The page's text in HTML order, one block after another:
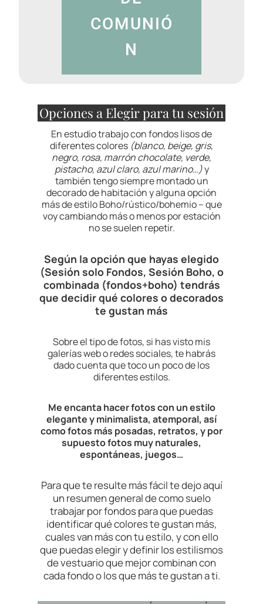
COMUNIÓ
N
Opciones a Elegir para tu sesión
En estudio trabajo con fondos lisos de
diferentes colores (blanco, beige, gris,
negro, rosa, marrón chocolate, verde,
pistacho, azul claro, azul marino…)y
también tengo siempre montado un
decorado de habitación y alguna opción
más de estilo Boho/rústico/bohemio – que
voy cambiando más o menos por estación
no se suelen repetir.
Según la opción que hayas elegido
(Sesión solo Fondos, Sesión Boho, o
combinada (fondos+boho) tendrás
que decidir qué colores o decorados
te gustan más
Sobre el tipo de fotos, si has visto mis
galerías web o redes sociales, te habrás
dado cuenta que toco un poco de los
diferentes estilos.
Me encanta hacer fotos con un estilo
elegante y minimalista, atemporal, así
como fotos más posadas, retratos, y por
supuesto fotos muy naturales,
espontáneas, juegos…
Para que te resulte más fácil te dejo aquí
un resumen general de como suelo
trabajar por fondos para que puedas
identificar qué colores te gustan más,
cuales van más con tu estilo, y con ello
que puedas elegir y definir los estilismos
de vestuario que mejor combinan con
cada fondo o los que más te gustan a ti.